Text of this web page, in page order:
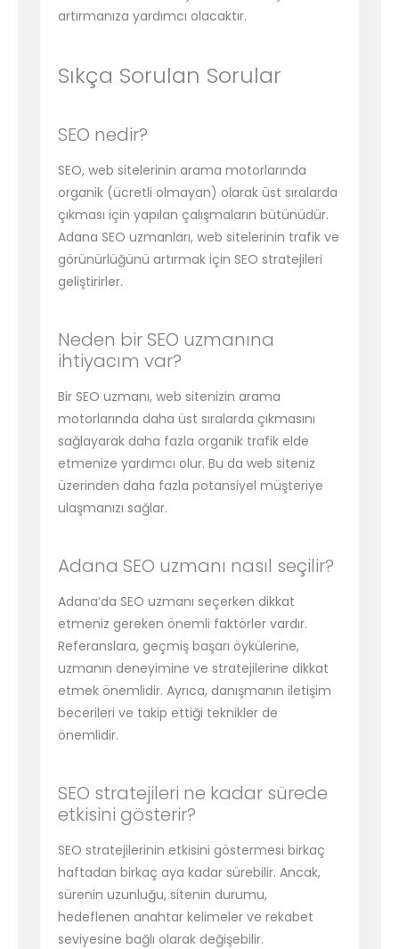
artırmanıza yardımcı olacaktır.
Sıkça Sorulan Sorular
SEO nedir?
SEO, web sitelerinin arama motorlarında
organik (ücretli olmayan) olarak üst sıralarda
çıkması için yapılan çalışmaların bütünüdür.
Adana SEO uzmanları, web sitelerinin trafik ve
görünürlüğünü artırmak için SEO stratejileri
geliştirirler.
Neden bir SEO uzmanına
ihtiyacım var?
Bir SEO uzmanı, web sitenizin arama
motorlarında daha üst sıralarda çıkmasını
sağlayarak daha fazla organik trafik elde
etmenize yardımcı olur. Bu da web siteniz
üzerinden daha fazla potansiyel müşteriye
ulaşmanızı sağlar.
Adana SEO uzmanı nasıl seçilir?
Adana’da SEO uzmanı seçerken dikkat
etmeniz gereken önemli faktörler vardır.
Referanslara, geçmiş başarı öykülerine,
uzmanın deneyimine ve stratejilerine dikkat
etmek önemlidir. Ayrıca, danışmanın iletişim
becerileri ve takip ettiği teknikler de
önemlidir.
SEO stratejileri ne kadar sürede
etkisini gösterir?
SEO stratejilerinin etkisini göstermesi birkaç
haftadan birkaç aya kadar sürebilir. Ancak,
sürenin uzunluğu, sitenin durumu,
hedeflenen anahtar kelimeler ve rekabet
seviyesine bağlı olarak değişebilir.